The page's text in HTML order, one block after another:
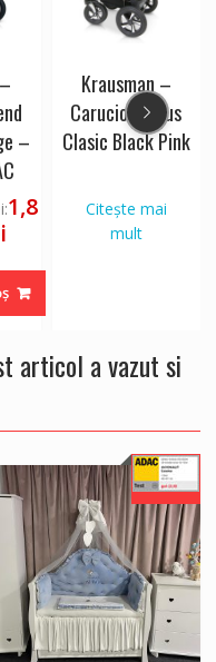
–
:1,8
Krausman –
Carucior Kraus
Clasic Black Pink
Citește mai
mult
articol a vazut si